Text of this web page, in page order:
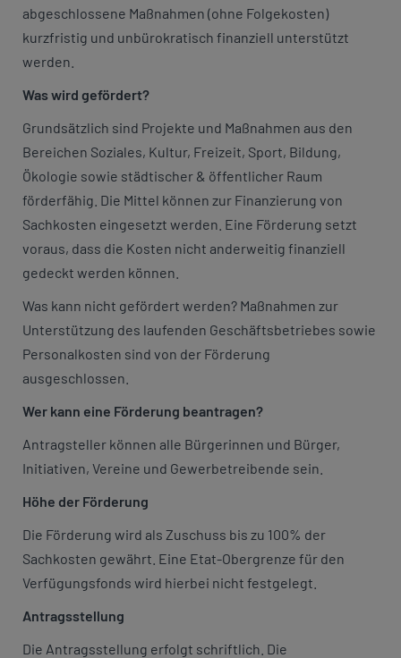
abgeschlossene Maßnahmen (ohne Folgekosten)
kurzfristig und unbürokratisch finanziell unterstützt
werden.
Was wird gefördert?
Grundsätzlich sind Projekte und Maßnahmen aus den
Bereichen Soziales, Kultur, Freizeit, Sport, Bildung,
Ökologie sowie städtischer & öffentlicher Raum
förderfähig. Die Mittel können zur Finanzierung von
Sachkosten eingesetzt werden. Eine Förderung setzt
voraus, dass die Kosten nicht anderweitig finanziell
gedeckt werden können.
Was kann nicht gefördert werden? Maßnahmen zur
Unterstützung des laufenden Geschäftsbetriebes sowie
Personalkosten sind von der Förderung
ausgeschlossen.
Wer kann eine Förderung beantragen?
Antragsteller können alle Bürgerinnen und Bürger,
Initiativen, Vereine und Gewerbetreibende sein.
Höhe der Förderung
Die Förderung wird als Zuschuss bis zu 100% der
Sachkosten gewährt. Eine Etat-Obergrenze für den
Verfügungsfonds wird hierbei nicht festgelegt.
Antragsstellung
Die Antragsstellung erfolgt schriftlich. Die